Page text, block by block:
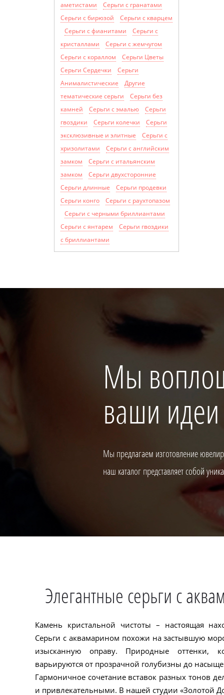
аметистами
Серьги с гранатами
Серьги с бирюзой
Серьги с кварцем
Серьги с фианитами
Серьги с
кристаллами
Серьги с жемчугом
Серьги с кораллом
Серьги Цветы
Серьги Сердечки
Серьги
Анималистические
Другие
тематические серьги
Серьги без
камней
Серьги с эмалью
Серьги
гвоздики
Серьги колечки
Серьги
эксклюзивные и элитные
Серьги с
хризолитами
Cерьги с английским
замком
Серьги с итальянским
замком
Серьги двухсторонние
Серьги длинные
Серьги продевки
Серьги конго
Серьги с раухтопазом
Серьги с черными бриллиантами
Серьги с янтарем
Серьги гвоздики
с бриллиантами
Мы
ваши идеи
Мы предлагаем изготовление
наш каталог представляет собой
Элегантные серьги с
Камень кристальной чистоты – настоящая
Серьги с аквамарином похожи на застывшую
изысканную оправу. Природные оттенки,
варьируются от прозрачной голубизны до
Гармоничное сочетание вставок разных тонов
и привлекательными. В нашей студии «Золотой